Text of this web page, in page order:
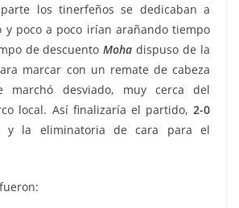
los tinerfeños se dedicaban a
poco a poco irían arañando tiempo
de descuentoMoha dispuso de la
marcar con un remate de cabeza
marchó desviado, muy cerca del
local. Así finalizaría el partido, 2-0
y la eliminatoria de cara para el